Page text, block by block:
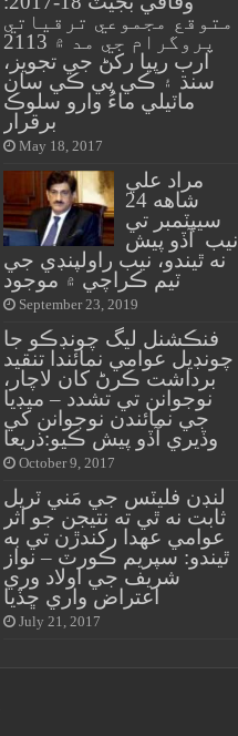
متوقع مجموعي ترقياتي
پروگرام جي مد ۾ 2113
ارب رپيا رکڻ جي تجويز،
سنڌ ۽ ڪي پي ڪي سان
ماٽيلي ماءُ وارو سلوڪ
برقرار
May 18, 2017
مراد علي
شاهه 24
سيپٽمبر تي
نيب آڏو پيش
نه ٿيندو، نيب راولپنڊي جي
ٽيم ڪراچي ۾ موجود
September 23, 2019
فنڪشنل ليگ چونڊڪو جا
چونڊيل عوامي نمائندا تنقيد
برداشت ڪرڻ کان لاچار،
نوجوانن تي تشدد – ميڊيا
جي نمائندن نوجوانن کي
وڏيري آڏو پيش ڪيو:ذريعا
October 9, 2017
لنڊن فليٽس جي مَني ٽريل
ثابت نه ٿي ته نتيجن جو اثر
عوامي عهدا رکندڙن تي به
ٿيندو: سپريم ڪورٽ – نواز
شريف جي اولاد وري
اعتراض واري ڇڏيا
July 21, 2017